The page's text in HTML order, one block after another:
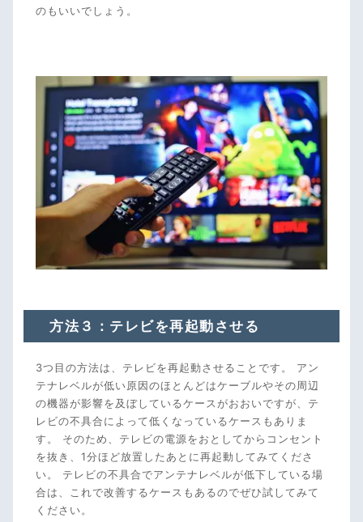
のもいいでしょう。
方法３：テレビを再起動させる
3つ目の方法は、テレビを再起動させることです。 アン
テナレベルが低い原因のほとんどはケーブルやその周辺
の機器が影響を及ぼしているケースがおおいですが、テ
レビの不具合によって低くなっているケースもありま
す。 そのため、テレビの電源をおとしてからコンセント
を抜き、1分ほど放置したあとに再起動してみてくださ
い。 テレビの不具合でアンテナレベルが低下している場
合は、これで改善するケースもあるのでぜひ試してみて
ください。